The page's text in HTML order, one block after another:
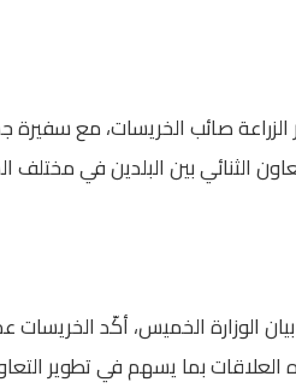
الزراعة صائب الخريسات، مع
الثنائي بين البلدين في مختلف
الوزارة الخميس، أكّد الخريسات
بما يسهم في تطوير